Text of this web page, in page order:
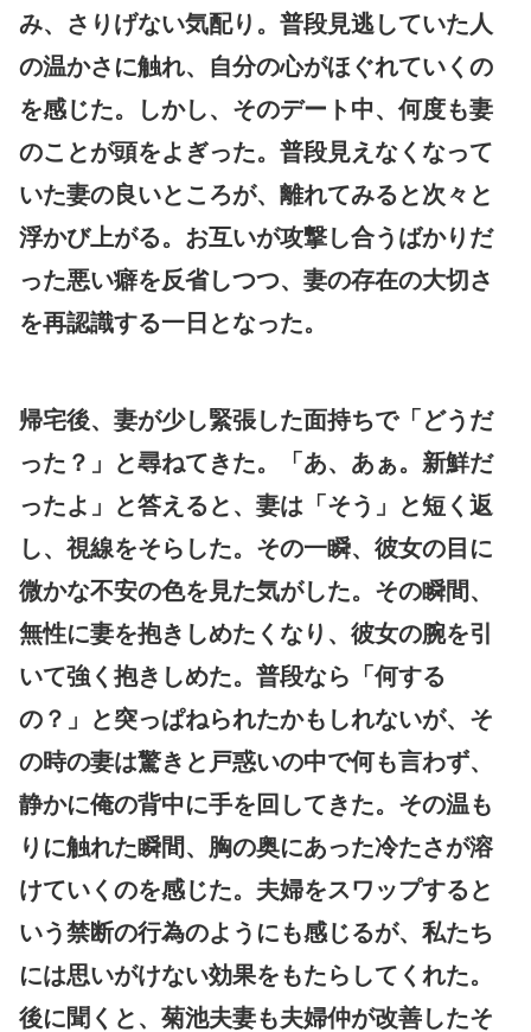
み、さりげない気配り。普段見逃していた人
の温かさに触れ、自分の心がほぐれていくの
を感じた。しかし、そのデート中、何度も妻
のことが頭をよぎった。普段見えなくなって
いた妻の良いところが、離れてみると次々と
浮かび上がる。お互いが攻撃し合うばかりだ
った悪い癖を反省しつつ、妻の存在の大切さ
を再認識する一日となった。
帰宅後、妻が少し緊張した面持ちで「どうだ
った？」と尋ねてきた。「あ、あぁ。新鮮だ
ったよ」と答えると、妻は「そう」と短く返
し、視線をそらした。その一瞬、彼女の目に
微かな不安の色を見た気がした。その瞬間、
無性に妻を抱きしめたくなり、彼女の腕を引
いて強く抱きしめた。普段なら「何する
の？」と突っぱねられたかもしれないが、そ
の時の妻は驚きと戸惑いの中で何も言わず、
静かに俺の背中に手を回してきた。その温も
りに触れた瞬間、胸の奥にあった冷たさが溶
けていくのを感じた。夫婦をスワップすると
いう禁断の行為のようにも感じるが、私たち
には思いがけない効果をもたらしてくれた。
後に聞くと、菊池夫妻も夫婦仲が改善したそ